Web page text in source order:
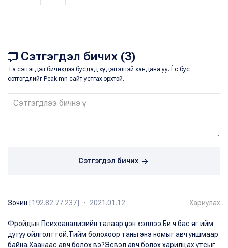
Сэтгэгдэл бичих (3)
Та сэтгэгдэл бичихдээ бусдад хүндэтгэлтэй хандана уу. Ёс бус
сэтгэгдлийг Peak.mn сайт устгах эрхтэй.
Сэтгэгдэл бичих
Зочин [192.82.77.237] ・ 2021.01.12 Хариулах
Фройдын Психоанализийн талаар үнэн хэллээ.Би ч бас яг ийм
дутуу ойлголттой.Тийм болохоор таны энэ номыг авч уншмаар
байна.Хаанаас авч болох вэ?Эсвэл авч болох харилцах утсыг